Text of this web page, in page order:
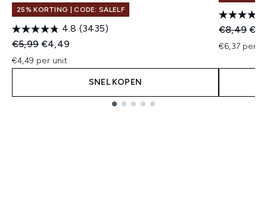
25% KORTING | CODE: SALELF
4.8 (3435)
Recommended Retail Price:
€5,99 Huidige prijs:
€4,49
€4,49 per unit
SNEL KOPEN
€8,49
€6,37 per